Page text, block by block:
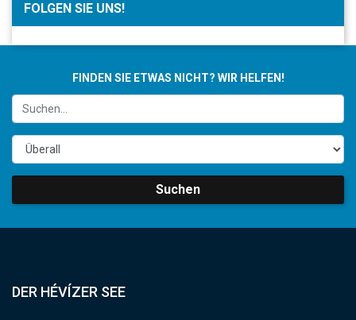
FOLGEN SIE UNS!
FINDEN SIE ETWAS NICHT? WIR HELFEN!
Suchen
DER HÉVÍZER SEE